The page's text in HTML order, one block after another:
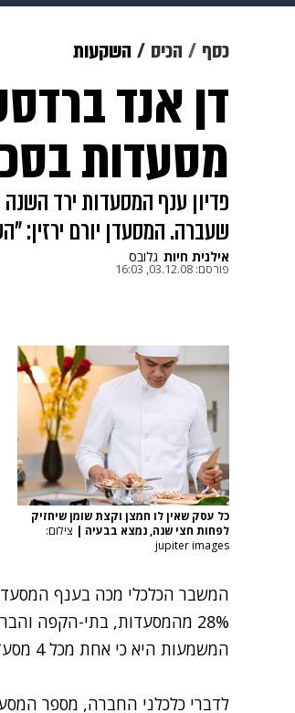
תרבות
גאווה
כסף הכיס השקעות
מסעדות
שעברה. המסעדן יורם ירזין:
אילנית חיות גלובס
פורסם: 03.12.08, 16:03
כל עסק שאין לו חמצן וקצת שומן שיחזיק
לפחות חצי שנה, נמצא בבעיה | צילום:
jupiter images
המשבר הכלכלי מכה בענף
28% מהמסעדות, בתי-הקפה
המשמעות היא כי אחת מכל 4 מסעדות בארץ עומדת על סף סגירה.